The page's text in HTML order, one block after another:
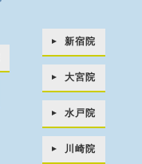
新宿院
大宮院
水戸院
川崎院